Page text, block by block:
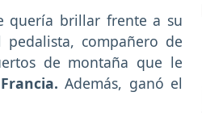
quería brillar frente a su
pedalista, compañero de
de montaña que le
Además, ganó el